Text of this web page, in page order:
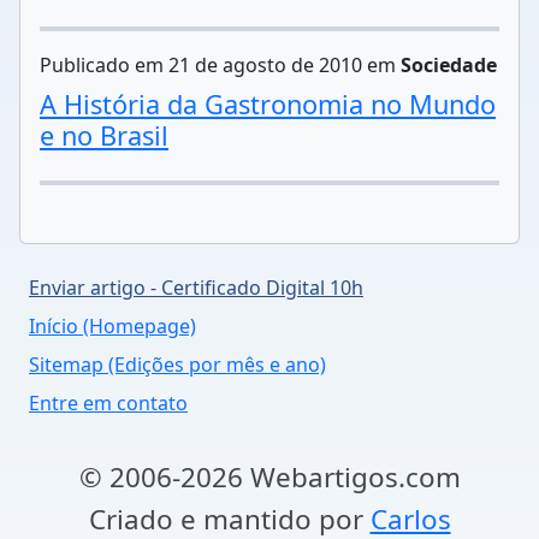
Publicado em 21 de agosto de 2010 em Sociedade
A História da Gastronomia no Mundo
e no Brasil
Enviar artigo - Certificado Digital 10h
Início (Homepage)
Sitemap (Edições por mês e ano)
Entre em contato
© 2006-2026 Webartigos.com
Criado e mantido por Carlos